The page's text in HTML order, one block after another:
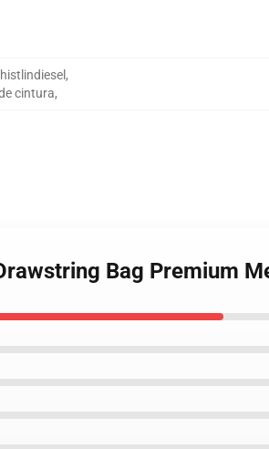
,
cintura,
Bag Premium